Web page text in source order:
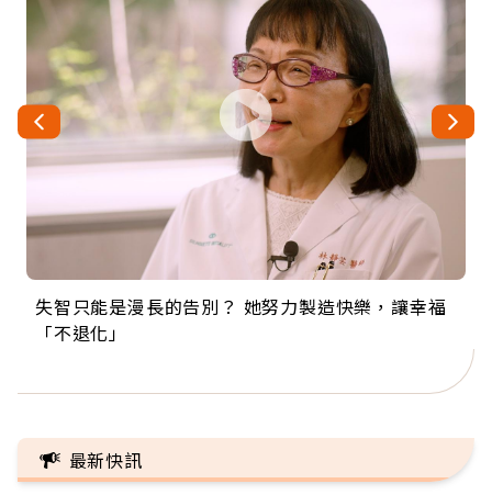
失智只能是漫長的告別？ 她努力製造快樂，讓幸福
「不退化」
來自剛果的巧克力神父 為台灣奉獻36年 「台灣是我
的家，我連作夢都講台語！」
63歲卸矽谷副總、搬回台灣找快樂！「蛋黃哥小
丑」走進安養院，逗樂上萬爺奶：退休後才開始真
104歲打破金氏世界紀錄 成為全球最年長羽球選
手，分享長壽的秘密原來是「這個」
事業巔峰他選擇追夢…黑手阿伯拉小提琴還登上小
巨蛋！連CNN都大讚！
最新快訊